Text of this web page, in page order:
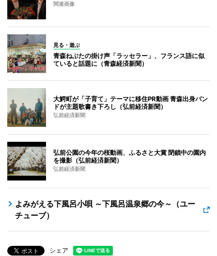
関連画像
見る・遊ぶ
青森ねぶたの掛け声「ラッセラー」、フランス語に似
ていると話題に（青森経済新聞）
大鰐町が「子育て」テーマに移住PR動画 青森出身バン
ドが主題歌書き下ろし（弘前経済新聞）
弘前経済新聞
弘前公園の今年の桜動画、ふるさと大賞 閉鎖中の園内
を撮影（弘前経済新聞）
弘前経済新聞
よみがえる下風呂小唄 ～下風呂温泉郷の今～（ユー
チューブ）
シェア